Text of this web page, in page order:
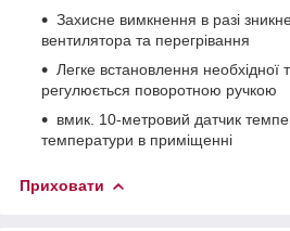
Захисне вимкнення в разі
вентилятора та перегрівання
Легке встановлення необхідної
регулюється поворотною ручкою
вмик. 10-метровий датчик
температури в приміщенні
Приховати